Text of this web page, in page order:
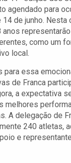
agendado para
de junho. Nesta
como um
local.
para essa
de Franca
a expectativa
melhores
A delegação de
240 atletas,
e